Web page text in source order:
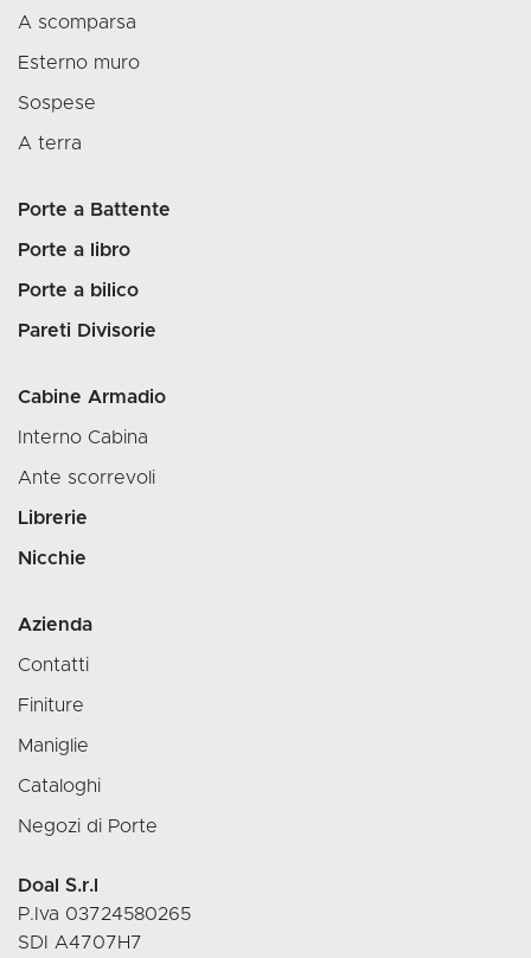
A scomparsa
Esterno muro
Sospese
A terra
Porte a Battente
Porte a libro
Porte a bilico
Pareti Divisorie
Cabine Armadio
Interno Cabina
Ante scorrevoli
Librerie
Nicchie
Azienda
Contatti
Finiture
Maniglie
Cataloghi
Negozi di Porte
Doal S.r.l
P.Iva 03724580265
SDI A4707H7